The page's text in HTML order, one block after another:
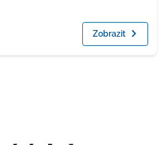
Zobrazit